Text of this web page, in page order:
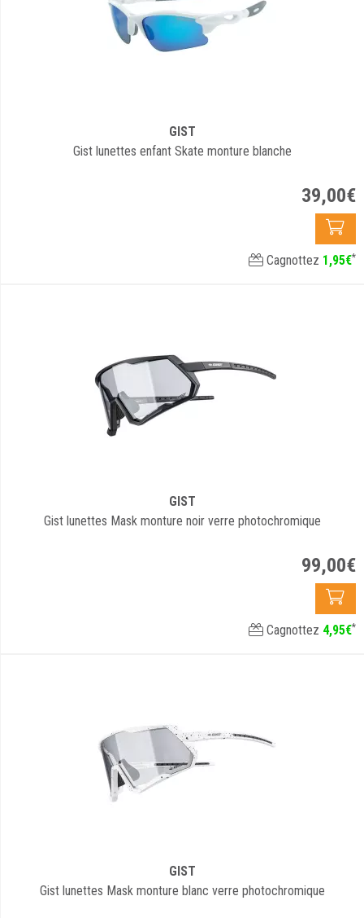
GIST
Gist lunettes enfant Skate monture blanche
39,00€
Cagnottez 1,95€*
GIST
Gist lunettes Mask monture noir verre photochromique
99,00€
Cagnottez 4,95€*
GIST
Gist lunettes Mask monture blanc verre photochromique